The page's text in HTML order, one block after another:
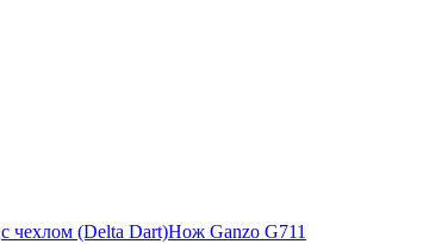
чехлом (Delta Dart)Нож Ganzo G711